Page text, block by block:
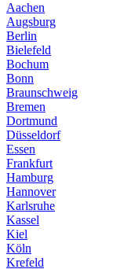
Aachen
Augsburg
Berlin
Bielefeld
Bochum
Bonn
Braunschweig
Bremen
Dortmund
Düsseldorf
Essen
Frankfurt
Hamburg
Hannover
Karlsruhe
Kassel
Kiel
Köln
Krefeld